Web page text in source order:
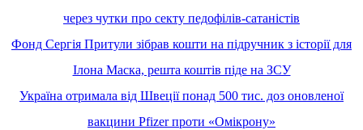
через чутки про секту педофілів-сатаністів
Фонд Сергія Притули зібрав кошти на підручник з історії для
Ілона Маска, решта коштів піде на ЗСУ
Україна отримала від Швеції понад 500 тис. доз оновленої
вакцини Pfizer проти «Омікрону»